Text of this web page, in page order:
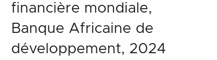
financière mondiale,
Banque Africaine de
développement, 2024